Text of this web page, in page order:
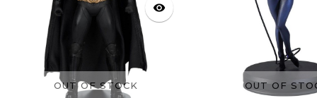
OUT OF STOCK
visibility
OUT OF